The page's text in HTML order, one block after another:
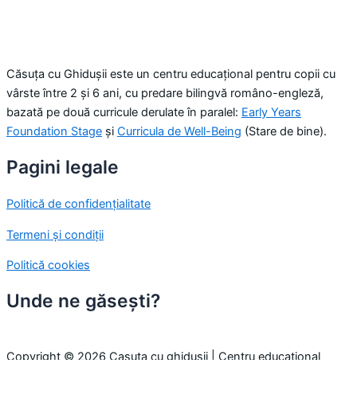
Căsuța cu Ghidușii este un centru educațional pentru copii cu
vârste între 2 și 6 ani, cu predare bilingvă româno-engleză,
bazată pe două curricule derulate în paralel: Early Years
Foundation Stage și Curricula de Well-Being (Stare de bine).
Pagini legale
Politică de confidențialitate
Termeni și condiții
Politică cookies
Unde ne găsești?
Copyright © 2026 Casuta cu ghidusii | Centru educațional